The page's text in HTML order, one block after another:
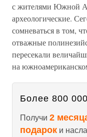
с жителями Южной
археологические.
сомневаться в том,
отважные
пересекали
на
Более 800
Получи 2
подарок и